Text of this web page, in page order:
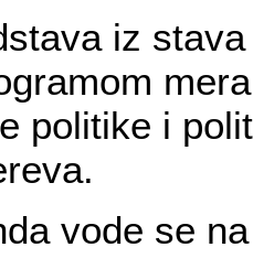
iz
politike i
vode se